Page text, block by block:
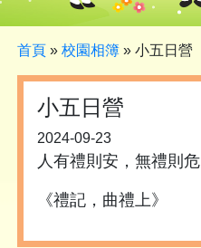
首頁 » 校園相簿 » 小五日營
小五日營
2024-09-23
人有禮則安，無禮則危
《禮記，曲禮上》